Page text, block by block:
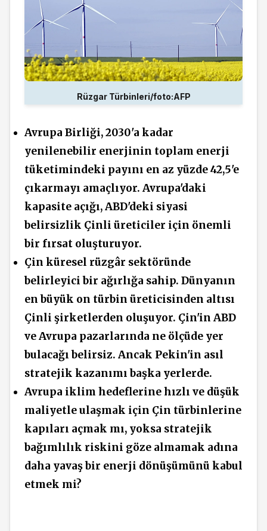
Rüzgar Türbinleri/foto:AFP
Avrupa Birliği, 2030'a kadar
yenilenebilir enerjinin toplam enerji
tüketimindeki payını en az yüzde 42,5'e
çıkarmayı amaçlıyor. Avrupa'daki
kapasite açığı, ABD'deki siyasi
belirsizlik Çinli üreticiler için önemli
bir fırsat oluşturuyor.
Çin küresel rüzgâr sektöründe
belirleyici bir ağırlığa sahip. Dünyanın
en büyük on türbin üreticisinden altısı
Çinli şirketlerden oluşuyor. Çin'in ABD
ve Avrupa pazarlarında ne ölçüde yer
bulacağı belirsiz. Ancak Pekin'in asıl
stratejik kazanımı başka yerlerde.
Avrupa iklim hedeflerine hızlı ve düşük
maliyetle ulaşmak için Çin türbinlerine
kapıları açmak mı, yoksa stratejik
bağımlılık riskini göze almamak adına
daha yavaş bir enerji dönüşümünü kabul
etmek mi?